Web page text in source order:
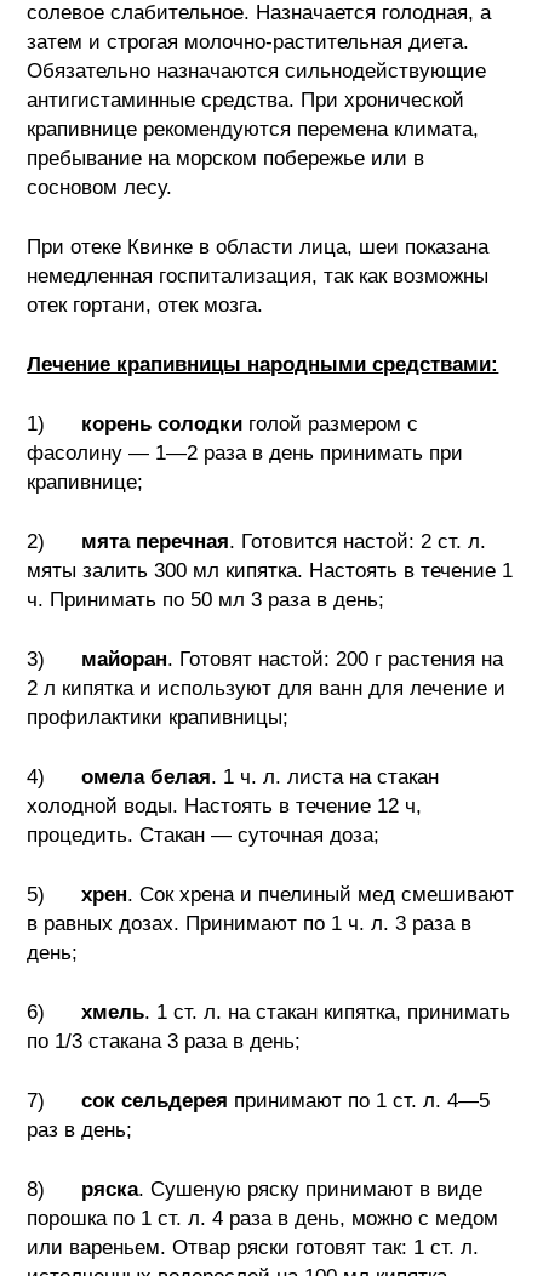
солевое слабительное. Назначается голодная, а
затем и строгая молочно-растительная диета.
Обязательно назначаются сильнодействующие
антигистаминные средства. При хронической
крапивнице рекомендуются перемена климата,
пребывание на морском побережье или в
сосновом лесу.
При отеке Квинке в области лица, шеи показана
немедленная госпитализация, так как возможны
отек гортани, отек мозга.
Лечение крапивницы народными средствами:
1) корень солодки голой размером с
фасолину — 1—2 раза в день принимать при
крапивнице;
2) мята перечная. Готовится настой: 2 ст. л.
мяты залить 300 мл кипятка. Настоять в течение 1
ч. Принимать по 50 мл 3 раза в день;
3) майоран. Готовят настой: 200 г растения на
2 л кипятка и используют для ванн для лечение и
профилактики крапивницы;
4)омела белая. 1 ч. л. листа на стакан
холодной воды. Настоять в течение 12 ч,
процедить. Стакан — суточная доза;
5)хрен. Сок хрена и пчелиный мед смешивают
в равных дозах. Принимают по 1 ч. л. 3 раза в
день;
6)хмель. 1 ст. л. на стакан кипятка, принимать
по 1/3 стакана 3 раза в день;
7)сок сельдерея принимают по 1 ст. л. 4—5
раз в день;
8) ряска. Сушеную ряску принимают в виде
порошка по 1 ст. л. 4 раза в день, можно с медом
или вареньем. Отвар ряски готовят так: 1 ст. л.